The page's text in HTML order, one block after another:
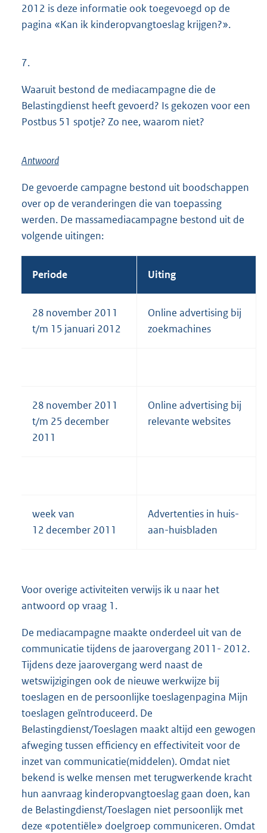
r
n
n
k
:
2012 is deze informatie ook toegevoegd op de
pagina «Kan ik kinderopvangtoeslag krijgen?».
7.
Waaruit bestond de mediacampagne die de
Belastingdienst heeft gevoerd? Is gekozen voor een
Postbus 51 spotje? Zo nee, waarom niet?
Antwoord
De gevoerde campagne bestond uit boodschappen
over op de veranderingen die van toepassing
werden. De massamediacampagne bestond uit de
volgende uitingen:
Periode Uiting
28 november 2011
t/m 15 januari 2012
Online advertising bij
zoekmachines
28 november 2011
t/m 25 december
2011
Online advertising bij
relevante websites
week van
12 december 2011
Advertenties in huis-
aan-huisbladen
Voor overige activiteiten verwijs ik u naar het
antwoord op vraag 1.
De mediacampagne maakte onderdeel uit van de
communicatie tijdens de jaarovergang 2011- 2012.
Tijdens deze jaarovergang werd naast de
wetswijzigingen ook de nieuwe werkwijze bij
toeslagen en de persoonlijke toeslagenpagina Mijn
toeslagen geïntroduceerd. De
Belastingdienst/Toeslagen maakt altijd een gewogen
afweging tussen efficiency en effectiviteit voor de
inzet van communicatie(middelen). Omdat niet
bekend is welke mensen met terugwerkende kracht
hun aanvraag kinderopvangtoeslag gaan doen, kan
de Belastingdienst/Toeslagen niet persoonlijk met
deze «potentiële» doelgroep communiceren. Omdat